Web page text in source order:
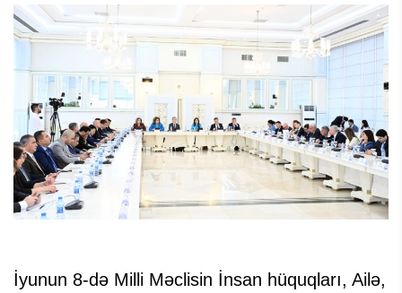
İyunun 8-də Milli Məclisin İnsan hüquqları, Ailə,